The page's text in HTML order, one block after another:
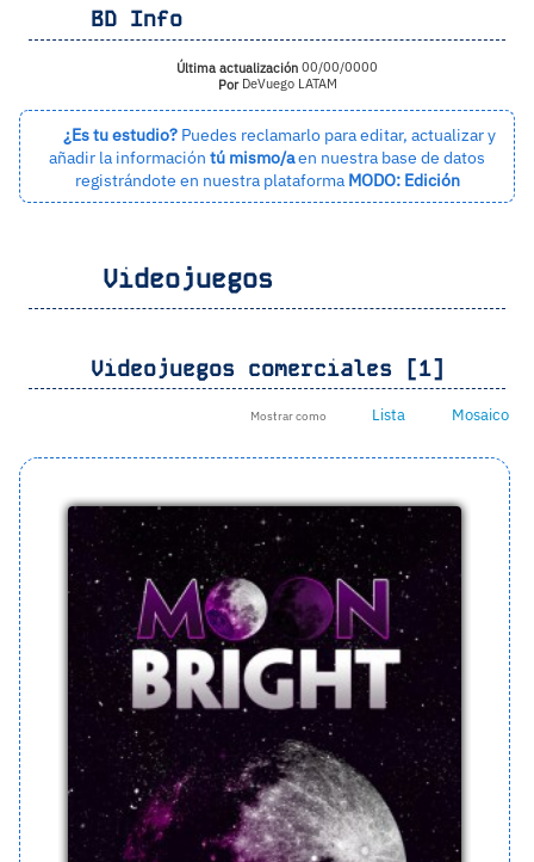
BD Info
Última actualización 00/00/0000
PorDeVuego LATAM
¿Es tu estudio? Puedes reclamarlo para editar, actualizar y
añadir la información tú mismo/aen nuestra base de datos
registrándote en nuestra plataforma MODO: Edición
Videojuegos
Videojuegos comerciales [1]
Mostrar como Lista Mosaico